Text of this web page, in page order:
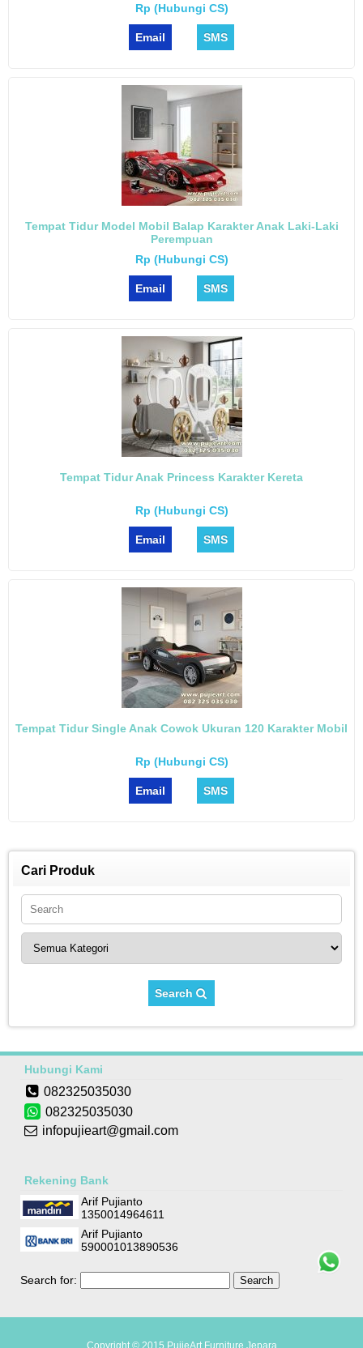
Rp (Hubungi CS)
Email SMS
Tempat Tidur Model Mobil Balap Karakter Anak Laki-Laki
Perempuan
Rp (Hubungi CS)
Email SMS
Tempat Tidur Anak Princess Karakter Kereta
Rp (Hubungi CS)
Email SMS
Tempat Tidur Single Anak Cowok Ukuran 120 Karakter Mobil
Rp (Hubungi CS)
Email SMS
Cari Produk
Search
Hubungi Kami
082325035030
082325035030
infopujieart@gmail.com
Rekening Bank
Arif Pujianto
1350014964611
Arif Pujianto
590001013890536
Search for:
Copyright © 2015 PujieArt Furniture Jepara